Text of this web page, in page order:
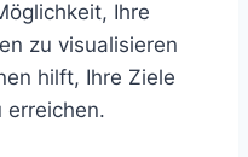
Ihre
zu visualisieren
hilft, Ihre Ziele
erreichen.